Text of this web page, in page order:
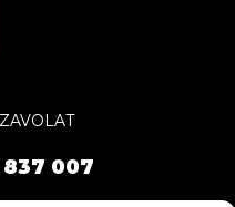
007